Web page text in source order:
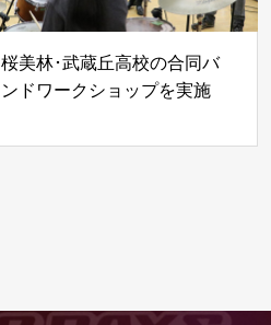
桜美林･武蔵丘高校の合同バ
ンドワークショップを実施